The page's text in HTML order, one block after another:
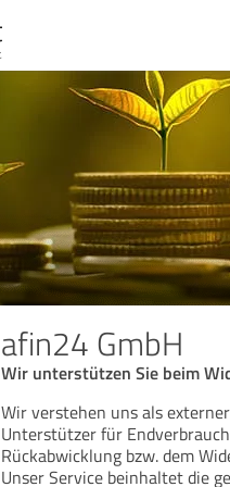
afin24 GmbH
Wir unterstützen Sie beim
Wir verstehen uns als
Unterstützer für
Rückabwicklung bzw. dem
Unser Service beinhaltet die